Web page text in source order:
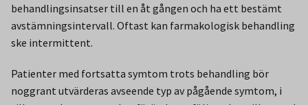
behandlingsinsatser till en åt gången och ha ett bestämt
avstämningsintervall. Oftast kan farmakologisk behandling
ske intermittent.
Patienter med fortsatta symtom trots behandling bör
noggrant utvärderas avseende typ av pågående symtom, i